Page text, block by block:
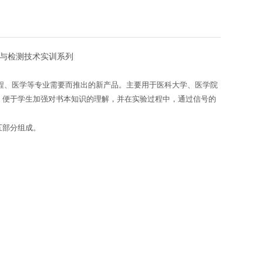
检测技术实训系列
、医学等专业需要而推出的新产品。主要用于医科大学、医学院
于学生加强对书本知识的理解，并在实验过程中，通过信号的
分组成。